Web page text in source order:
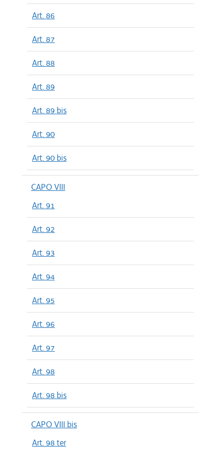
Art. 86
Art. 87
Art. 88
Art. 89
Art. 89 bis
Art. 90
Art. 90 bis
CAPO VIII
Art. 91
Art. 92
Art. 93
Art. 94
Art. 95
Art. 96
Art. 97
Art. 98
Art. 98 bis
CAPO VIII bis
Art. 98 ter